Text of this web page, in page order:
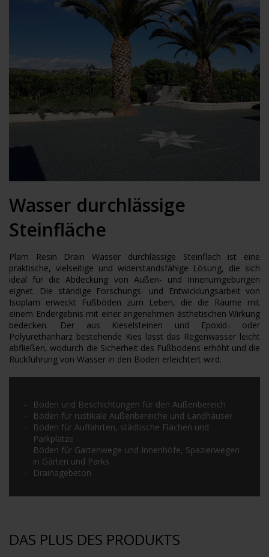
Wasser durchlässige
Steinfläche
Plam Resin Drain Wasser durchlässige Steinflach ist eine
praktische, vielseitige und widerstandsfähige Lösung, die sich
ideal für die Abdeckung von Außen- und Innenumgebungen
eignet. Die ständige Forschungs- und Entwicklungsarbeit von
Isoplam erweckt Fußböden zum Leben, die die Räume mit
einem Endergebnis mit einer angenehmen ästhetischen Wirkung
bedecken. Der aus Kieselsteinen und Epoxid- oder
Polyurethanharz bestehende Kies lässt das Regenwasser leicht
abfließen, wodurch die Sicherheit des Fußbodens erhöht und die
Rückführung von Wasser in den Boden erleichtert wird.
Böden und Beschichtungen für den Außenbereich
Böden für rustikale Außenbereiche und Landhäuser
Böden für Auffahrten, städtische Flächen und
Parkplätze
Böden für Gartenwege und Innenhöfe, Spazierwegen
in Gärten und Parks
Drainagebeton
DAS PLUS DES PRODUKTS